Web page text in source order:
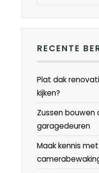
RECENTE
Plat dak
kijken?
Zussen bouwen
garagedeuren
Maak kennis